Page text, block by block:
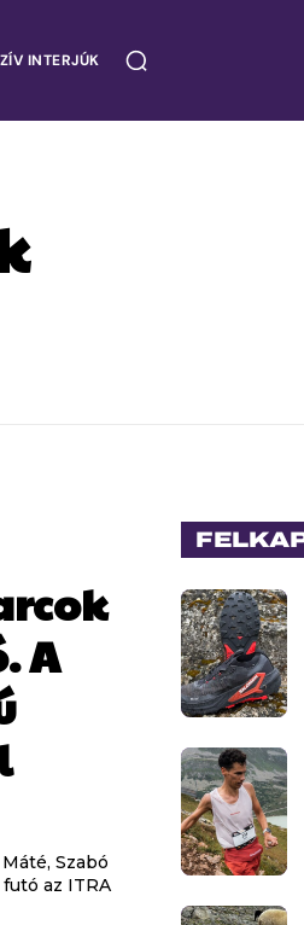
INTERJÚK
A
Szabó
az ITRA